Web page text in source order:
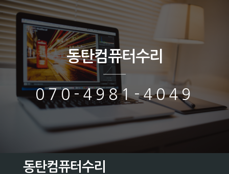
동탄컴퓨터수리
070-4981-4049
동탄컴퓨터수리